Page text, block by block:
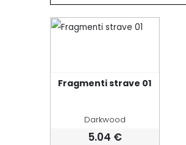
Fragmenti strave 01
Darkwood
5.04 €